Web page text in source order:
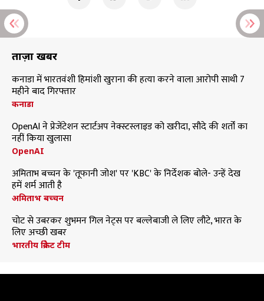
ताज़ा खबरें
कनाडा में भारतवंशी हिमांशी खुराना की हत्या करने वाला आरोपी साथी 7
महीने बाद गिरफ्तार
कनाडा
OpenAI ने प्रेजेंटेशन स्टार्टअप नेक्स्टस्लाइड को खरीदा, सौदे की शर्तों का
नहीं किया खुलासा
OpenAI
अमिताभ बच्चन के 'तूफानी जोश' पर 'KBC' के निर्देशक बोले- उन्हें देख
हमें शर्म आती है
अमिताभ बच्चन
चोट से उबरकर शुभमन गिल नेट्स पर बल्लेबाजी ले लिए लौटे, भारत के
लिए अच्छी खबर
भारतीय क्रिकेट टीम